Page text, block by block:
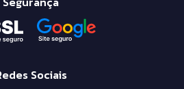
Sociais